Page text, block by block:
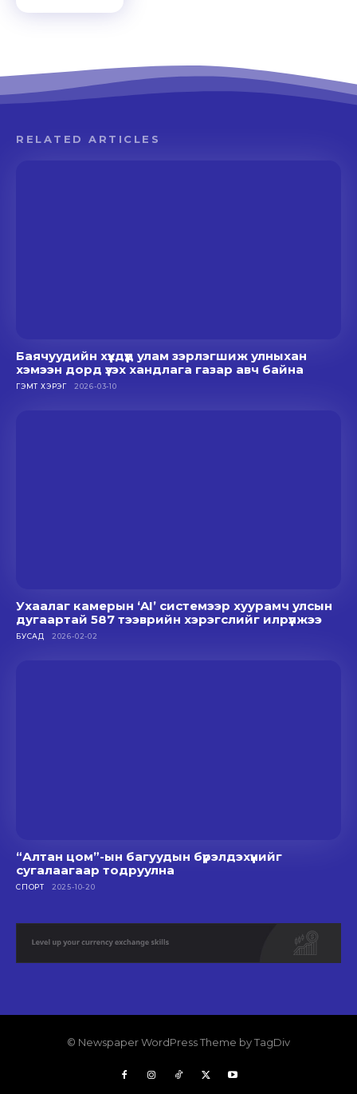
RELATED ARTICLES
Баячуудийн хүүхдүүд улам зэрлэгшиж улныхан
хэмээн дорд үзэх хандлага газар авч байна
ГЭМТ ХЭРЭГ 2026-03-10
Ухаалаг камерын ‘AI’ системээр хуурамч улсын
дугаартай 587 тээврийн хэрэгслийг илрүүлжээ
БУСАД 2026-02-02
“Алтан цом”-ын багуудын бүрэлдэхүүнийг
сугалаагаар тодруулна
СПОРТ 2025-10-20
© Newspaper WordPress Theme by TagDiv